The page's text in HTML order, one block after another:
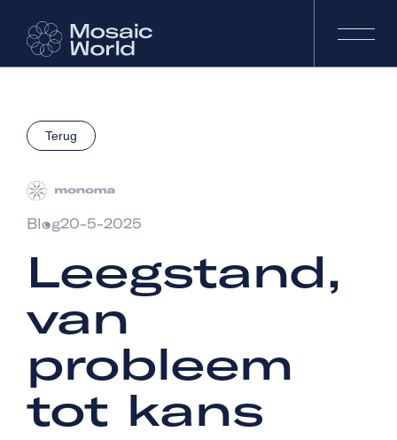
Terug
Blog20-5-2025
Leegstand,
van
probleem
tot kans